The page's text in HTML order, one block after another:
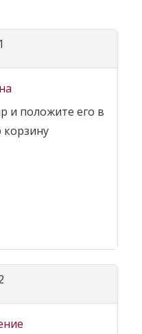
и положите его в